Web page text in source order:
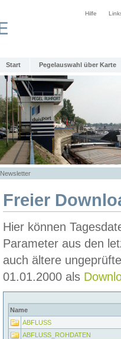
Hilfe
Start Pegelauswahl über Karte
Newsletter
Freier
Hier können
Parameter aus den
auch ältere
01.01.2000 als
Name
ABFLUSS
ABFLUSS_ROHDATEN